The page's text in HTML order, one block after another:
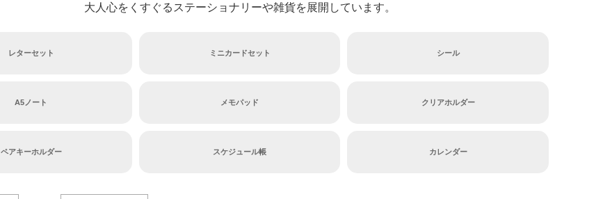
大人心をくすぐるステーショナリーや雑貨を展開しています。
レターセット ミニカードセット シール
A5ノート メモパッド クリアホルダー
ペアキーホルダー スケジュール帳 カレンダー